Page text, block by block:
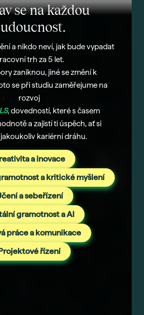
se na každou
a nikdo neví, jak bude vypadat
trh za 5 let.
zaniknou, jiné se změní k
se při studiu zaměřejume na
rozvoj
,dovedností, které s časem
a zajistí ti úspěch, ať si
kariérní dráhu.
a inovace
a kritické myšlení
a sebeřízení
gramotnost a AI
práce a komunikace
řízení